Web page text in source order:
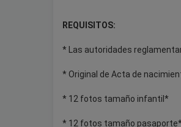
REQUISITOS:
* Las autoridades
* Original de Acta de
* 12 fotos tamaño infantil*
* 12 fotos tamaño